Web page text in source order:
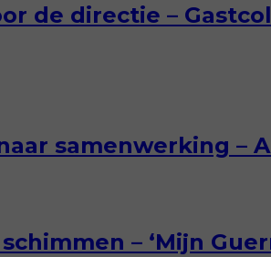
de directie –
samenwerking –
– ‘Mijn